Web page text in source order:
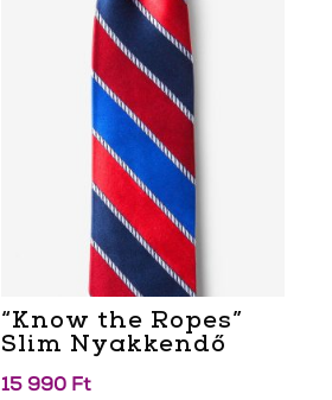
“Know the Ropes”
Slim Nyakkendő
15 990 Ft